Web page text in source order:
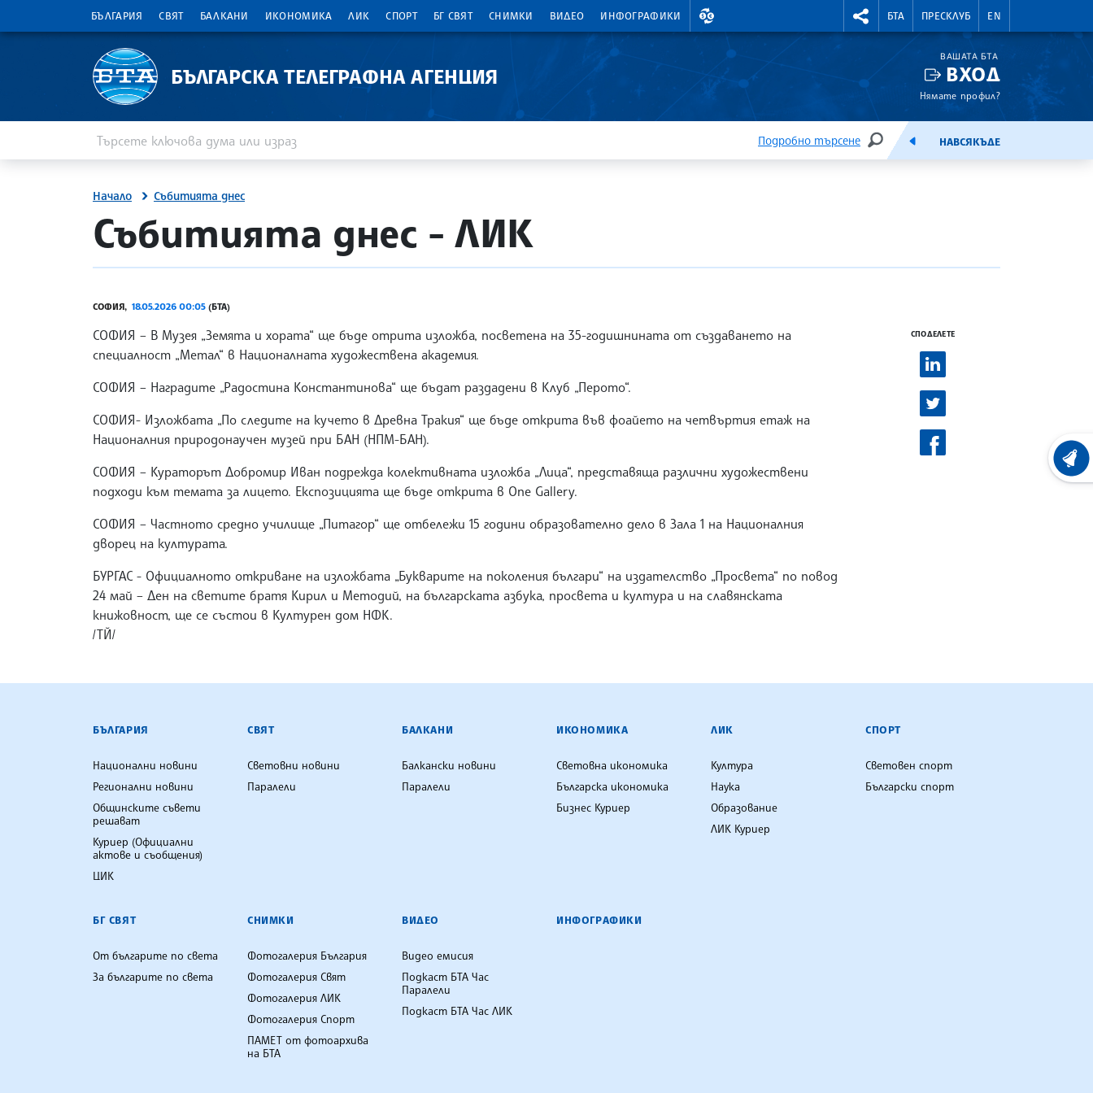
БЪЛГАРИЯ СВЯТ БАЛКАНИ ИКОНОМИКА ЛИК СПОРТ БГ СВЯТ СНИМКИ ВИДЕО ИНФОГРАФИКИ
ВАЛУТНИ КУРСОВЕ RIGHTMENU.SOCIAL
БТА ПРЕСКЛУБ EN
БЪЛГАРСКА ТЕЛЕГРАФНА АГЕНЦИЯ
ВАШАТА БТА
ВХОД
Нямате профил?
Подробно търсене
ТЪРСЕНЕЕМИСИЯНАВСЯКЪДЕ
Начало Събитията днес
site.bta
Събитията днес - ЛИК
СОФИЯ, 18.05.2026 00:05 (БТА)
СОФИЯ – В Музея „Земята и хората“ ще бъде отрита изложба, посветена на 35-годишнината от създаването на
специалност „Метал“ в Националната художествена академия.
СОФИЯ – Наградите „Радостина Константинова“ ще бъдат раздадени в Клуб „Перото“.
СОФИЯ- Изложбата „По следите на кучето в Древна Тракия“ ще бъде открита във фоайето на четвъртия етаж на
Националния природонаучен музей при БАН (НПМ-БАН).
СОФИЯ – Кураторът Добромир Иван подрежда колективната изложба „Лица“, представяща различни художествени
подходи към темата за лицето. Експозицията ще бъде открита в One Gallery.
СОФИЯ – Частното средно училище „Питагор“ ще отбележи 15 години образователно дело в Зала 1 на Националния
дворец на културата.
БУРГАС - Официалното откриване на изложбата „Букварите на поколения българи“ на издателство „Просвета“ по повод
24 май – Ден на светите братя Кирил и Методий, на българската азбука, просвета и култура и на славянската
книжовност, ще се състои в Културен дом НФК.
/ТЙ/
СПОДЕЛЕТЕ
БЪЛГАРСКА ТЕЛЕГРАФНА АГЕНЦИЯ
БЪЛГАРИЯ
Национални новини
Регионални новини
Общинските съвети
решават
Куриер (Официални
актове и съобщения)
ЦИК
СВЯТ
Световни новини
Паралели
БАЛКАНИ
Балкански новини
Паралели
ИКОНОМИКА
Световна икономика
Българска икономика
Бизнес Куриер
ЛИК
Култура
Наука
Образование
ЛИК Куриер
СПОРТ
Световен спорт
Български спорт
БГ СВЯТ
От българите по света
За българите по света
СНИМКИ
Фотогалерия България
Фотогалерия Свят
Фотогалерия ЛИК
Фотогалерия Спорт
ПАМЕТ от фотоархива
на БТА
ВИДЕО
Видео емисия
Подкаст БТА Час
Паралели
Подкаст БТА Час ЛИК
ИНФОГРАФИКИ